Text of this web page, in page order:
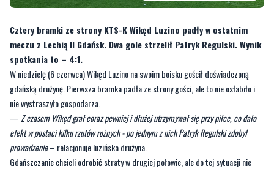
Cztery bramki ze strony KTS-K Wikęd Luzino padły w ostatnim
meczu z Lechią II Gdańsk. Dwa gole strzelił Patryk Regulski. Wynik
spotkania to – 4:1.
W niedzielę (6 czerwca) Wikęd Luzino na swoim boisku gościł doświadczoną
gdańską drużynę. Pierwsza bramka padła ze strony gości, ale to nie osłabiło i
nie wystraszyło gospodarza.
— Z czasem Wikęd grał coraz pewniej i dłużej utrzymywał się przy piłce, co dało
efekt w postaci kilku rzutów rożnych - po jednym z nich Patryk Regulski zdobył
prowadzenie– relacjonuje luzińska drużyna.
Gdańszczanie chcieli odrobić straty w drugiej połowie, ale do tej sytuacji nie